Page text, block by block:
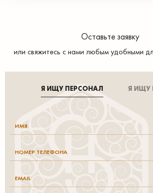
Оставьте заявку
или свяжитесь с нами любым удобными
Я ИЩУ ПЕРСОНАЛ Я ИЩУ